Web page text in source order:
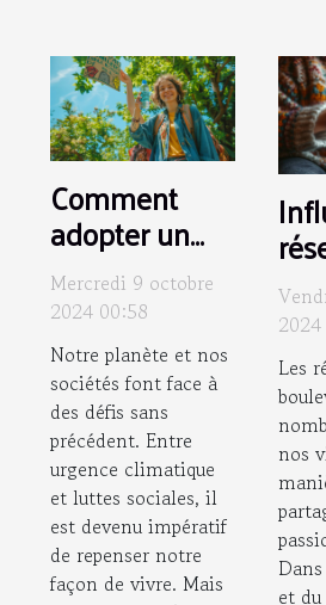
Comment
adopter un
mode de vie
durable tout
en soutenant
les
mouvements
sociaux
Mercredi 9 octobre
2024 00:58
Notre planète et nos
sociétés font face à
des défis sans
précédent. Entre
urgence climatique
et luttes sociales, il
est devenu impératif
de repenser notre
façon de vivre. Mais
sur
de
Les
nos
et